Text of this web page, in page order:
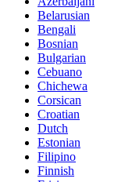
Belarusian
Bengali
Bosnian
Bulgarian
Cebuano
Chichewa
Corsican
Croatian
Dutch
Estonian
Filipino
Finnish